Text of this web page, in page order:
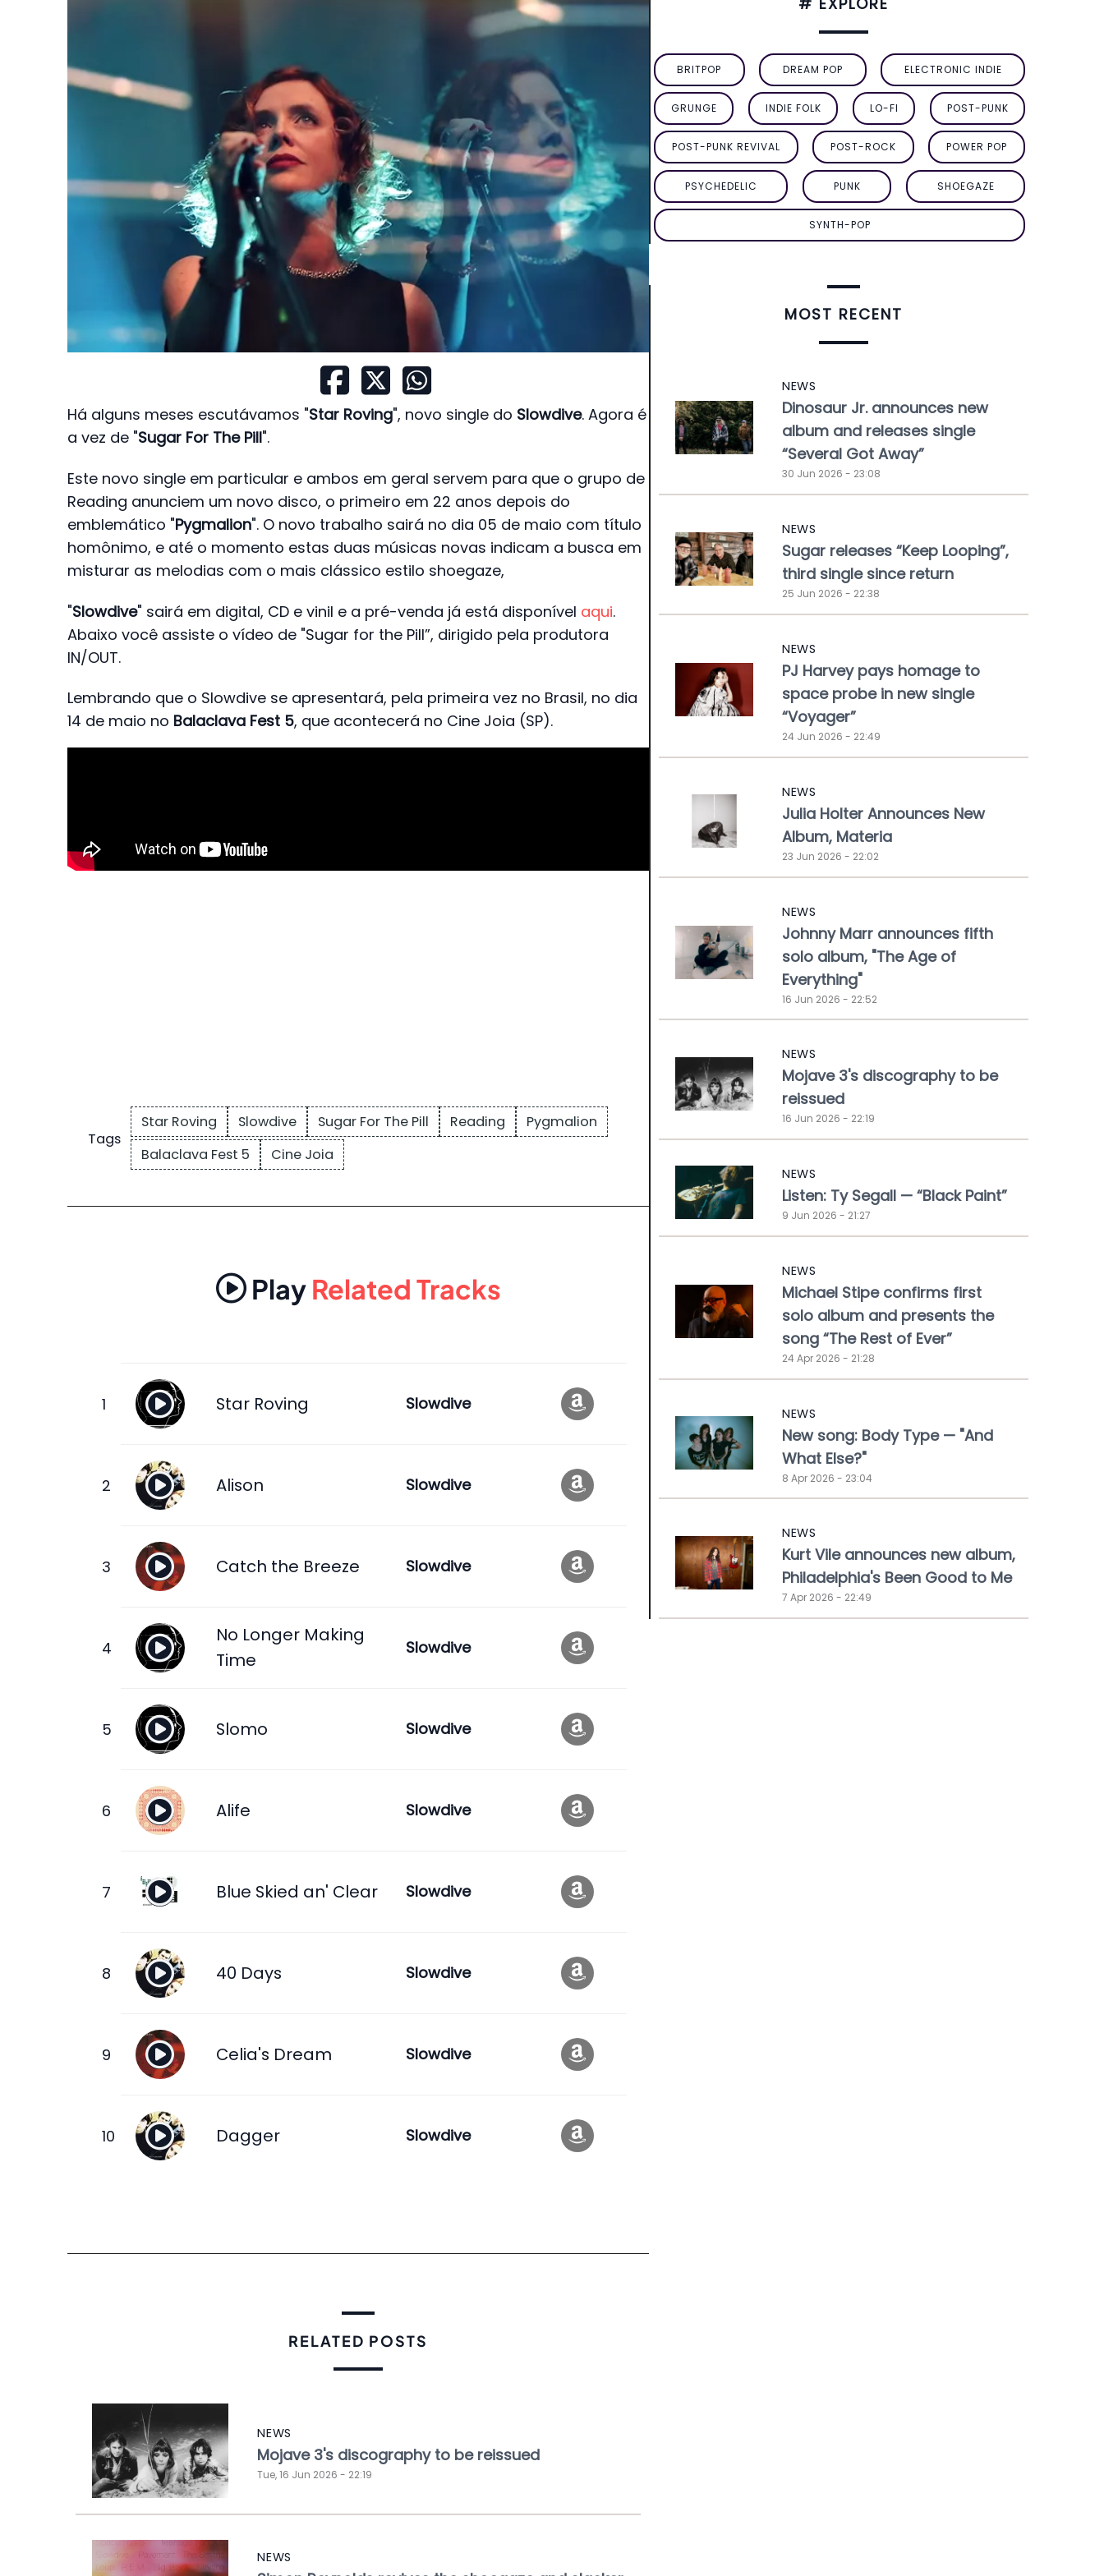
Há alguns meses escutávamos "Star Roving", novo single do Slowdive. Agora é
a vez de "Sugar For The Pill".
Este novo single em particular e ambos em geral servem para que o grupo de
Reading anunciem um novo disco, o primeiro em 22 anos depois do
emblemático "Pygmalion". O novo trabalho sairá no dia 05 de maio com título
homônimo, e até o momento estas duas músicas novas indicam a busca em
misturar as melodias com o mais clássico estilo shoegaze,
"Slowdive" sairá em digital, CD e vinil e a pré-venda já está disponível aqui.
Abaixo você assiste o vídeo de "Sugar for the Pill”, dirigido pela produtora
IN/OUT.
Lembrando que o Slowdive se apresentará, pela primeira vez no Brasil, no dia
14 de maio no Balaclava Fest 5, que acontecerá no Cine Joia (SP).
Tags
Star Roving Slowdive Sugar For The Pill Reading
Pygmalion
Balaclava Fest 5
Cine Joia
PlayRelated Tracks
Star Roving Slowdive
Alison Slowdive
Catch the Breeze Slowdive
No Longer Making
Time
Slowdive
Slomo Slowdive
Alife Slowdive
Blue Skied an' Clear Slowdive
40 Days Slowdive
Celia's Dream Slowdive
Dagger Slowdive
RELATED POSTS
NEWS
Mojave 3's discography to be reissued
Tue, 16 Jun 2026 - 22:19
NEWS
BRITPOP DREAM POP ELECTRONIC INDIE
GRUNGE INDIE FOLK LO-FI POST-PUNK
POST-PUNK REVIVAL POST-ROCK POWER POP
PSYCHEDELIC PUNK SHOEGAZE
SYNTH-POP
MOST RECENT
NEWS
Dinosaur Jr. announces new
album and releases single
“Several Got Away”
30 Jun 2026 - 23:08
NEWS
Sugar releases “Keep Looping”,
third single since return
25 Jun 2026 - 22:38
NEWS
PJ Harvey pays homage to
space probe in new single
“Voyager”
24 Jun 2026 - 22:49
NEWS
Julia Holter Announces New
Album, Materia
23 Jun 2026 - 22:02
NEWS
Johnny Marr announces fifth
solo album, "The Age of
Everything"
16 Jun 2026 - 22:52
NEWS
Mojave 3's discography to be
reissued
16 Jun 2026 - 22:19
NEWS
Listen: Ty Segall — “Black Paint”
9 Jun 2026 - 21:27
NEWS
Michael Stipe confirms first
solo album and presents the
song “The Rest of Ever”
24 Apr 2026 - 21:28
NEWS
New song: Body Type — "And
What Else?"
8 Apr 2026 - 23:04
NEWS
Kurt Vile announces new album,
Philadelphia's Been Good to Me
7 Apr 2026 - 22:49